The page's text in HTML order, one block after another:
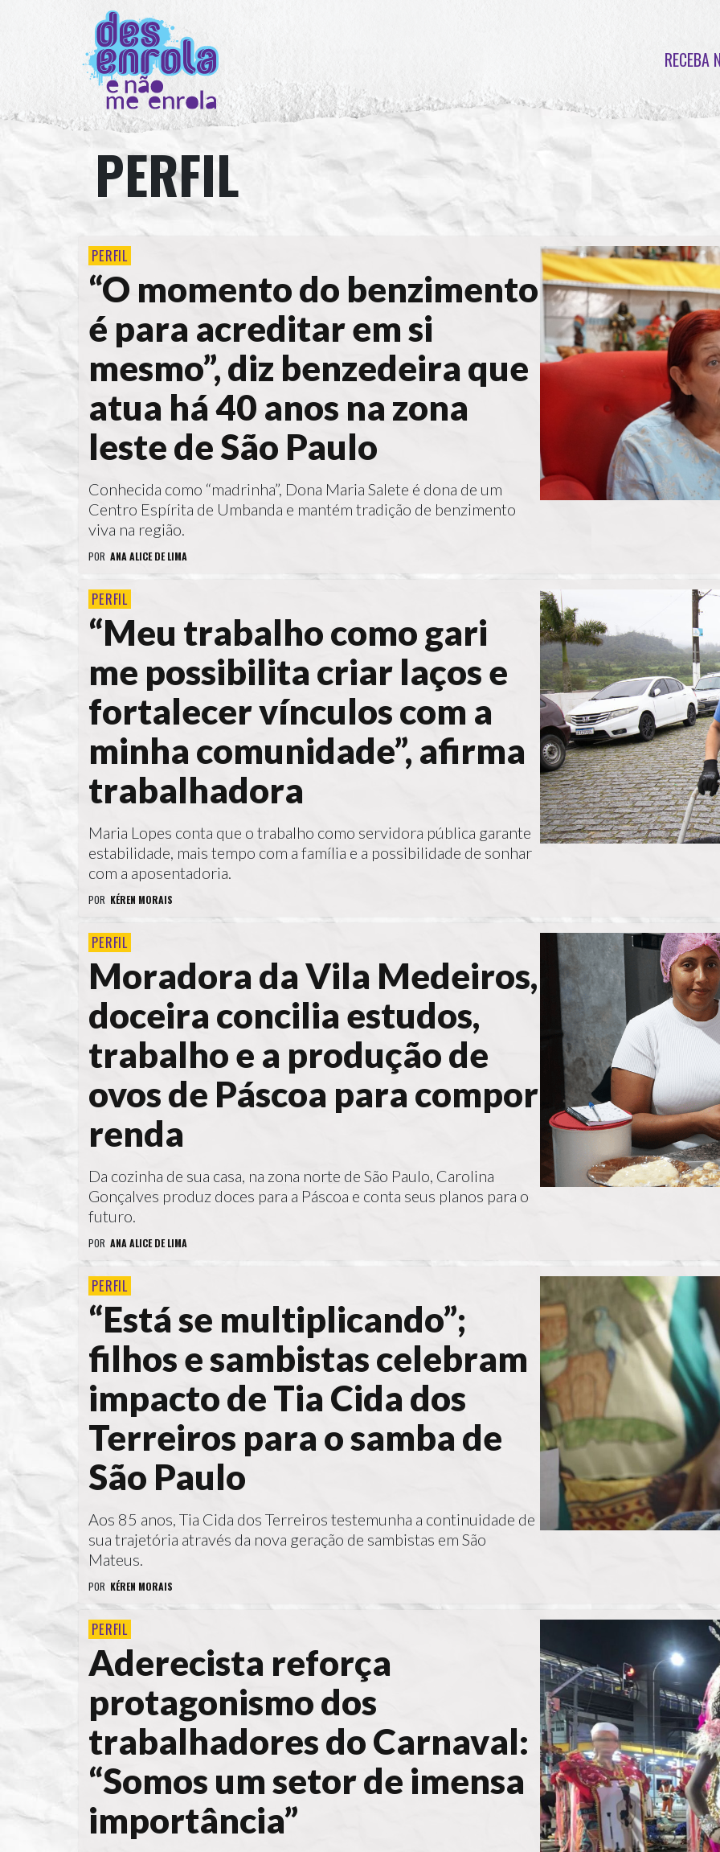
RECEBA
PERFIL
PERFIL
“O momento do benzimento
é para acreditar em si
mesmo”, diz benzedeira que
atua há 40 anos na zona
leste de São Paulo
Conhecida como “madrinha”, Dona Maria Salete é dona de um
Centro Espírita de Umbanda e mantém tradição de benzimento
viva na região.
POR ANA ALICE DE LIMA
PERFIL
“Meu trabalho como gari
me possibilita criar laços e
fortalecer vínculos com a
minha comunidade”, afirma
trabalhadora
Maria Lopes conta que o trabalho como servidora pública garante
estabilidade, mais tempo com a família e a possibilidade de sonhar
com a aposentadoria.
POR KÉREN MORAIS
PERFIL
Moradora da Vila Medeiros,
doceira concilia estudos,
trabalho e a produção de
ovos de Páscoa para compor
renda
Da cozinha de sua casa, na zona norte de São Paulo, Carolina
Gonçalves produz doces para a Páscoa e conta seus planos para o
futuro.
POR ANA ALICE DE LIMA
PERFIL
“Está se multiplicando”;
filhos e sambistas celebram
impacto de Tia Cida dos
Terreiros para o samba de
São Paulo
Aos 85 anos, Tia Cida dos Terreiros testemunha a continuidade de
sua trajetória através da nova geração de sambistas em São
Mateus.
POR KÉREN MORAIS
PERFIL
Aderecista reforça
protagonismo dos
trabalhadores do Carnaval:
“Somos um setor de imensa
importância”